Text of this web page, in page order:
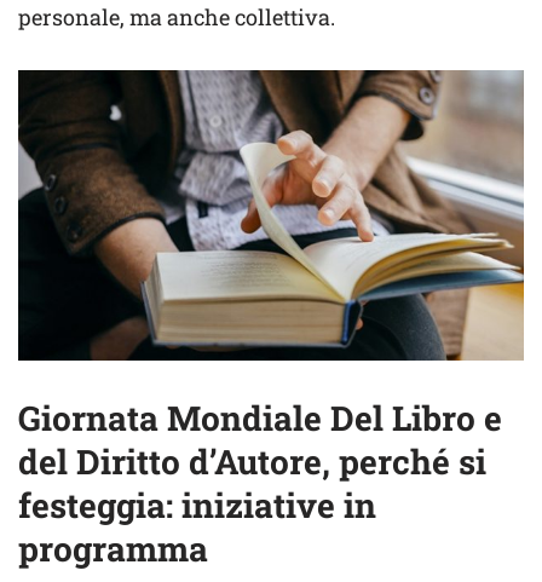
personale, ma anche collettiva.
Giornata Mondiale Del Libro e
del Diritto d’Autore, perché si
festeggia: iniziative in
programma